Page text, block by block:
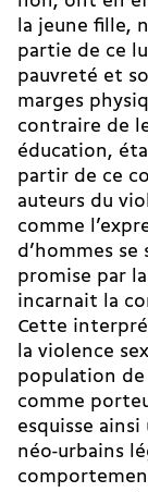
la jeune fille,
partie de ce
pauvreté et
marges
contraire de
éducation,
partir de ce
auteurs du
comme
d’hommes
promise par
incarnait la
Cette
la violence
population de
comme
esquisse
néo-­urbains